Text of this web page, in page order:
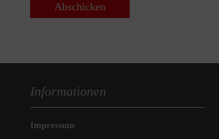
Abschicken
Informationen
Impressum